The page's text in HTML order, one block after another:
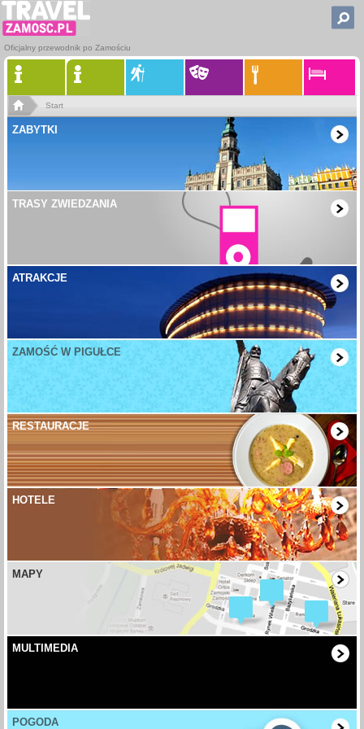
Oficjalny przewodnik po Zamościu
Start
ZABYTKI
TRASY ZWIEDZANIA
ATRAKCJE
ZAMOŚĆ W PIGUŁCE
RESTAURACJE
HOTELE
MAPY
MULTIMEDIA
POGODA